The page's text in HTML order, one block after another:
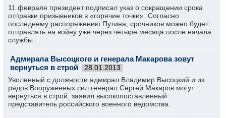
11 февраля президент подписал указ о сокращении срока
отправки призывников в «горячие точки». Согласно
последнему распоряжению Путина, срочников можно будет
отправлять на войну уже через четыре месяца после начала
службы.
Адмирала Высоцкого и генерала Макарова зовут
вернуться в строй
28.01.2013
Уволенный с должности адмирал Владимир Высоцкий и из
рядов Вооруженных сил генерал Сергей Макаров могут
вернуться в строй, заявил высокопоставленный
представитель российского военного ведомства.